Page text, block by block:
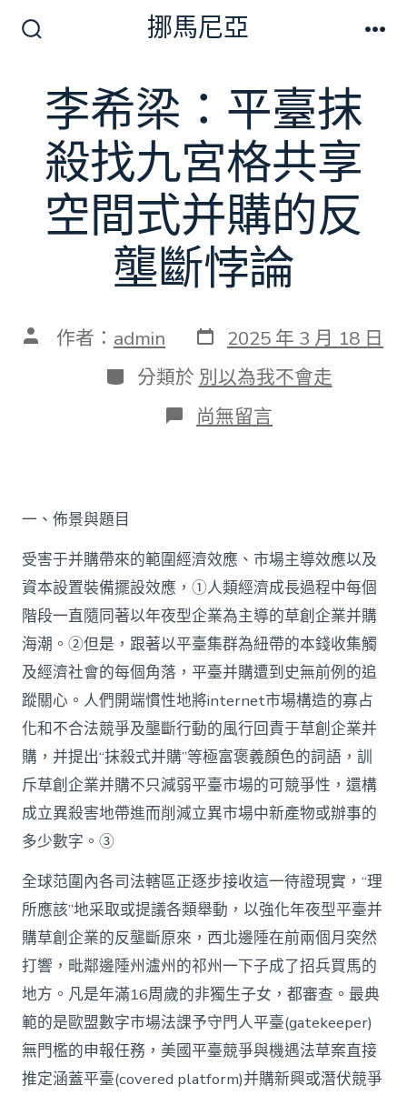
切
換
開
關
挪馬尼亞
李希梁：平臺抹
殺找九宮格共享
空間式并購的反
壟斷悖論
文 作者： admin 發
表
日
期
2025 年 3 月 18 日
分
類
分類於 別以為我不會走
在
〈李
找
九
宮
格
共
享
空
間
式
并
購
的
反
壟
斷
中
尚無留言
一、佈景與題目
受害于并購帶來的範圍經濟效應、市場主導效應以及
資本設置裝備擺設效應，①人類經濟成長過程中每個
階段一直隨同著以年夜型企業為主導的草創企業并購
海潮。②但是，跟著以平臺集群為紐帶的本錢收集觸
及經濟社會的每個角落，平臺并購遭到史無前例的追
蹤關心。人們開端慣性地將internet市場構造的寡占
化和不合法競爭及壟斷行動的風行回責于草創企業并
購，并提出“抹殺式并購”等極富褒義顏色的詞語，訓
斥草創企業并購不只減弱平臺市場的可競爭性，還構
成立異殺害地帶進而削減立異市場中新產物或辦事的
多少數字。③
全球范圍內各司法轄區正逐步接收這一待證現實，“理
所應該”地采取或提議各類舉動，以強化年夜型平臺并
購草創企業的反壟斷原來，西北邊陲在前兩個月突然
打響，毗鄰邊陲州瀘州的祁州一下子成了招兵買馬的
地方。凡是年滿16周歲的非獨生子女，都審查。最典
範的是歐盟數字市場法課予守門人平臺(gatekeeper)
無門檻的申報任務，美國平臺競爭與機遇法草案直接
推定涵蓋平臺(covered platform)并購新興或潛伏競爭